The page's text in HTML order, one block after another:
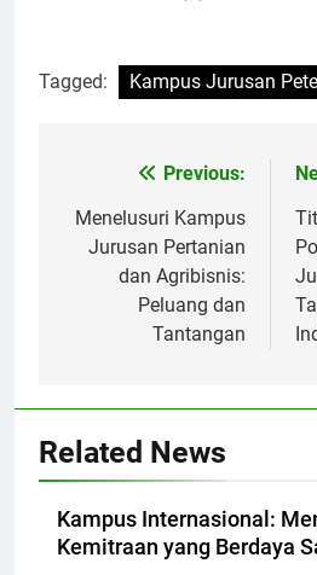
Tagged: Kampus Jurusan
navigation
Previous:
Menelusuri Kampus
Jurusan Pertanian
dan Agribisnis:
Peluang dan
Tantangan
Related News
Kampus Internasional:
Kemitraan yang Berdaya